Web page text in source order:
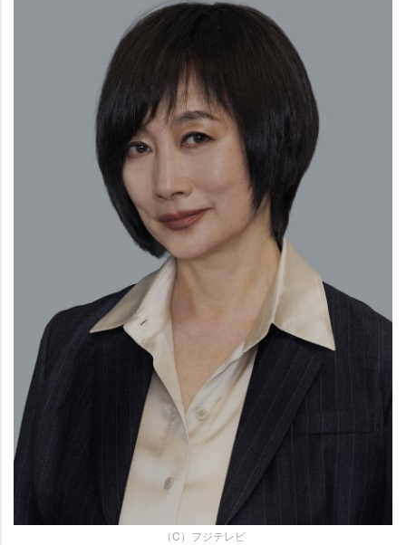
（C）フジテレビ